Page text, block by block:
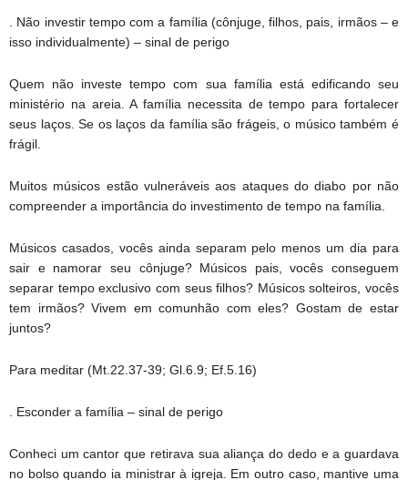
. Não investir tempo com a família (cônjuge, filhos, pais, irmãos – e
isso individualmente) – sinal de perigo
Quem não investe tempo com sua família está edificando seu
ministério na areia. A família necessita de tempo para fortalecer
seus laços. Se os laços da família são frágeis, o músico também é
frágil.
Muitos músicos estão vulneráveis aos ataques do diabo por não
compreender a importância do investimento de tempo na família.
Músicos casados, vocês ainda separam pelo menos um dia para
sair e namorar seu cônjuge? Músicos pais, vocês conseguem
separar tempo exclusivo com seus filhos? Músicos solteiros, vocês
tem irmãos? Vivem em comunhão com eles? Gostam de estar
juntos?
Para meditar (Mt.22.37-39; Gl.6.9; Ef.5.16)
. Esconder a família – sinal de perigo
Conheci um cantor que retirava sua aliança do dedo e a guardava
no bolso quando ia ministrar à igreja. Em outro caso, mantive uma